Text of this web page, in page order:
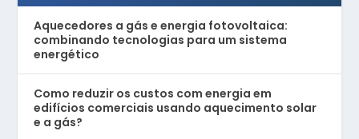
Aquecedores a gás e energia fotovoltaica:
combinando tecnologias para um sistema
energético
Como reduzir os custos com energia em
edifícios comerciais usando aquecimento solar
e a gás?